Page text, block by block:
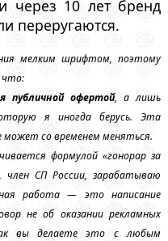
через 10 лет бренд
переругаются.
мелким шрифтом, поэтому
что:
публичной офертой, а лишь
я иногда берусь. Эта
может со временем меняться.
формулой «гонорар за
СП России, зарабатываю
работа — это написание
не об оказании рекламных
вы делаете это с любым